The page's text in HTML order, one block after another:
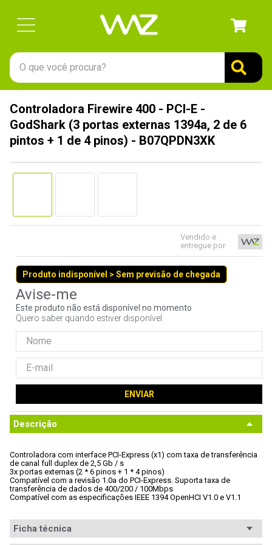
O que você procura?
Controladora Firewire 400 - PCI-E -
GodShark (3 portas externas 1394a, 2 de 6
pintos + 1 de 4 pinos) - B07QPDN3XK
Vendido e
entregue por
Produto indisponível > Sem previsão de chegada
Este produto não está disponível no momento
Quero saber quando estiver disponível
ENVIAR
Descrição
Controladora com interface PCI-Express (x1) com taxa de transferência
de canal full duplex de 2,5 Gb / s
3x portas externas (2 * 6 pinos + 1 * 4 pinos)
Compatível com a revisão 1.0a do PCI-Express. Suporta taxa de
transferência de dados de 400/200 / 100Mbps
Compatível com as especificações IEEE 1394 OpenHCI V1.0 e V1.1
Ficha técnica
1º
gabinete
2º
keychron
8º
fractal
9º
controle
10º hd